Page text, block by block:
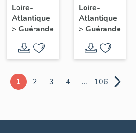
manoirs
de
Guérande
Loire-
Atlantique
> Guérande
Guérande
Loire-
Atlantique
> Guérande
1 2 3 4 ... 106